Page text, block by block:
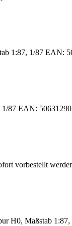
1:87, 1/87 EAN:
87 EAN:
vorbestellt
H0, Maßstab